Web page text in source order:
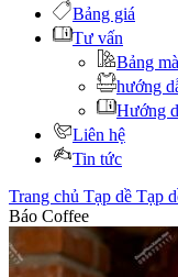
Bảng giá
Tư vấn
Bảng
hướng
Hướng
Liên hệ
Tin tức
Trang chủ Tạp dề Tạp
Báo Coffee